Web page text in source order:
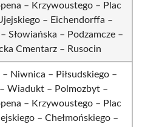
– Krzywoustego – Plac
– Eichendorffa –
Słowiańska – Podzamcze –
Cmentarz – Rusocin
Niwnica – Piłsudskiego –
Wiadukt – Polmozbyt –
– Krzywoustego – Plac
– Chełmońskiego –